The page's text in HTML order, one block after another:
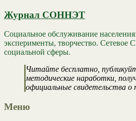
Журнал СОННЭТ
Социальное обслуживание
эксперименты, творчество. Сетевое
социальной сферы.
Читайте бесплатно,
методические наработки,
официальные свидетельства о
Меню